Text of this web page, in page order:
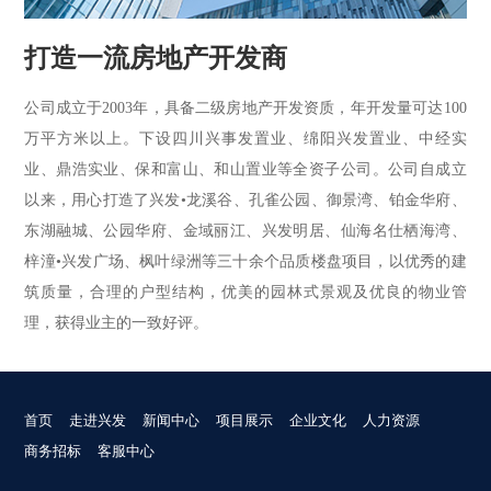
打造一流房地产开发商
公司成立于2003年，具备二级房地产开发资质，年开发量可达100
万平方米以上。下设四川兴事发置业、绵阳兴发置业、中经实
业、鼎浩实业、保和富山、和山置业等全资子公司。公司自成立
以来，用心打造了兴发•龙溪谷、孔雀公园、御景湾、铂金华府、
东湖融城、公园华府、金域丽江、兴发明居、仙海名仕栖海湾、
梓潼•兴发广场、枫叶绿洲等三十余个品质楼盘项目，以优秀的建
筑质量，合理的户型结构，优美的园林式景观及优良的物业管
理，获得业主的一致好评。
首页 走进兴发 新闻中心 项目展示 企业文化
人力资源
商务招标
客服中心